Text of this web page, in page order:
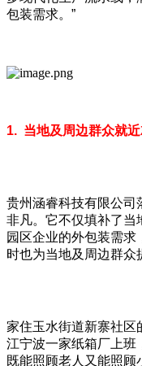
包装需求。”
1. 当地及周边群众就
贵州涵睿科技有限公司
非凡。它不仅填补了当
园区企业的外包装需求
时也为当地及周边群众
家住玉水街道新寨社区
江宁波一家纸箱厂上班
既能照顾老人又能照顾